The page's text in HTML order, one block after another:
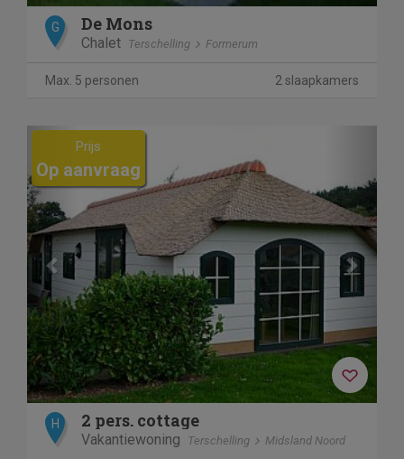
G De Mons
Chalet Terschelling Formerum
Max. 5 personen 2 slaapkamers
Previous
Prijs
Op aanvraag
H 2 pers. cottage
Vakantiewoning Terschelling Midsland Noord